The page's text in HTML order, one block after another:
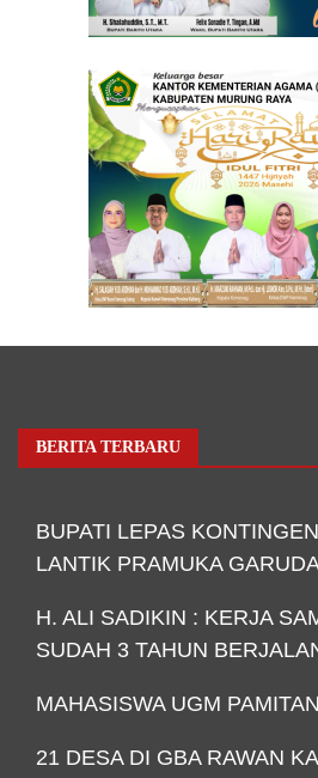
BERITA TERBARU
BUPATI LEPAS
LANTIK PRAMUKA
H. ALI SADIKIN : KERJA
SUDAH 3 TAHUN
MAHASISWA UGM
21 DESA DI GBA RAWAN